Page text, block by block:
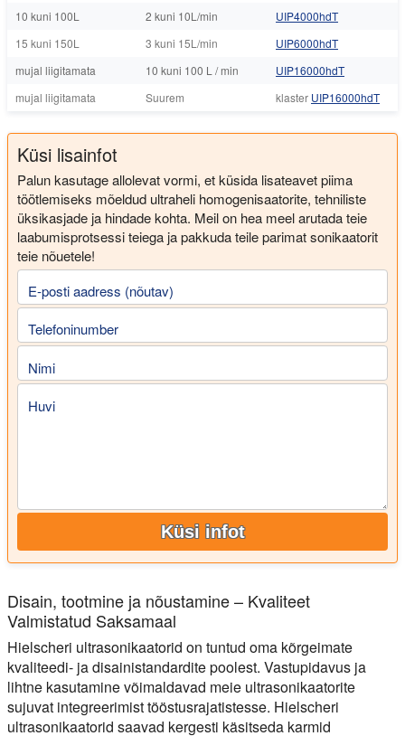
10 kuni 100L
2 kuni 10L/min
UIP4000hdT
15 kuni 150L
3 kuni 15L/min
UIP6000hdT
mujal liigitamata
10 kuni 100 L / min
UIP16000hdT
mujal liigitamata
Suurem klaster UIP16000hdT
Küsi lisainfot
Palun kasutage allolevat vormi, et küsida lisateavet piima
töötlemiseks mõeldud ultraheli homogenisaatorite, tehniliste
üksikasjade ja hindade kohta. Meil on hea meel arutada teie
laabumisprotsessi teiega ja pakkuda teile parimat sonikaatorit
teie nõuetele!
E-posti aadress (nõutav)
Telefoninumber
Nimi
Huvi
Küsi infot
Disain, tootmine ja nõustamine – Kvaliteet
Valmistatud Saksamaal
Hielscheri ultrasonikaatorid on tuntud oma kõrgeimate
kvaliteedi- ja disainistandardite poolest. Vastupidavus ja
lihtne kasutamine võimaldavad meie ultrasonikaatorite
sujuvat integreerimist tööstusrajatistesse. Hielscheri
ultrasonikaatorid saavad kergesti käsitseda karmid